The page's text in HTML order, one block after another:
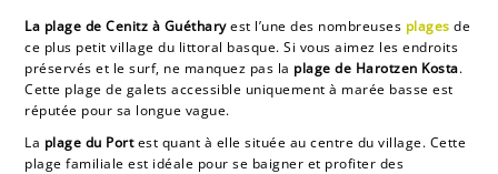
La plage de Cenitz à Guétharyest l’une des nombreuses plagesde
ce plus petit village du littoral basque. Si vous aimez les endroits
préservés et le surf, ne manquez pas la plage de Harotzen Kosta.
Cette plage de galets accessible uniquement à marée basse est
réputée pour sa longue vague.
La plage du Portest quant à elle située au centre du village. Cette
plage familiale est idéale pour se baigner et profiter des